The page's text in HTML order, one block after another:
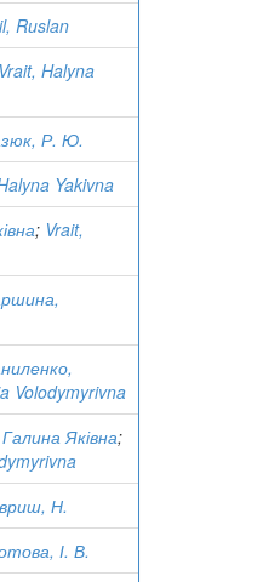
Ruslan
Vrait, Halyna
Р. Ю.
Yakivna
; Vrait,
Volodymyrivna
Яківна;
Н.
І. В.